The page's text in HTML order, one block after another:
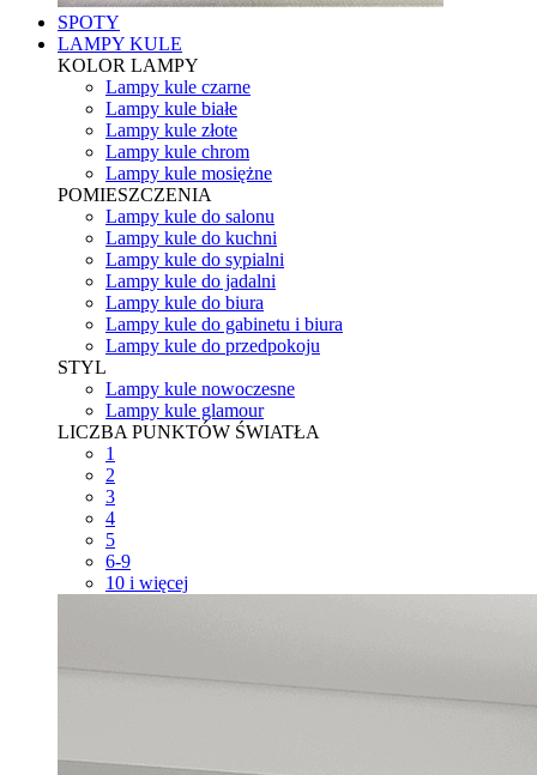
SPOTY
LAMPY KULE
KOLOR LAMPY
Lampy kule czarne
Lampy kule białe
Lampy kule złote
Lampy kule chrom
Lampy kule mosiężne
POMIESZCZENIA
Lampy kule do salonu
Lampy kule do kuchni
Lampy kule do sypialni
Lampy kule do jadalni
Lampy kule do biura
Lampy kule do gabinetu i biura
Lampy kule do przedpokoju
STYL
Lampy kule nowoczesne
Lampy kule glamour
LICZBA PUNKTÓW ŚWIATŁA
1
2
3
4
5
6-9
10 i więcej